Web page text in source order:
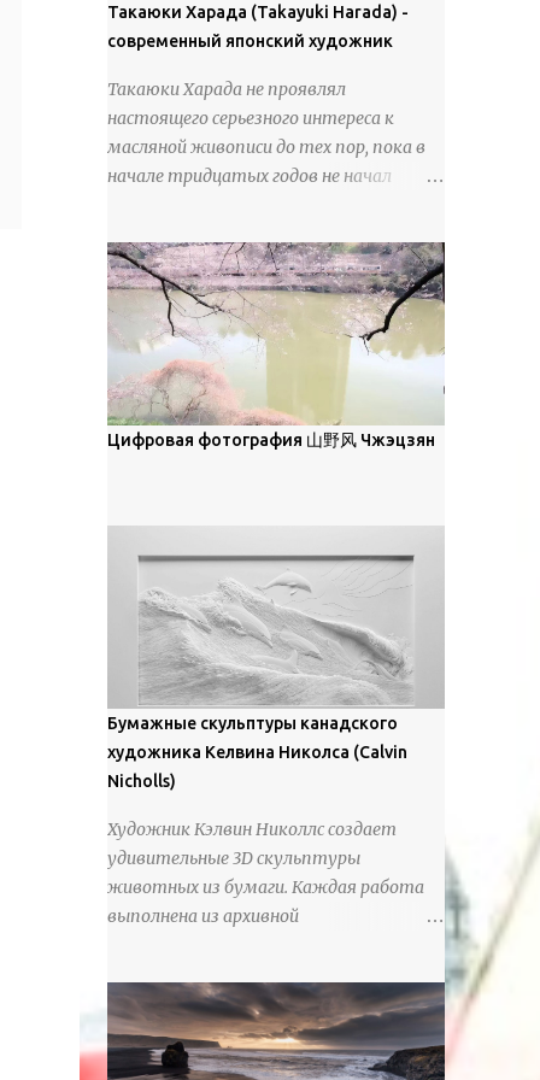
18 век. Шахматный набор "Рыцари
против турок" в шкатулке из
см, Холмогоры, 18 век....
покрова может восприниматься как
матовая. Такое свойство чаще всего
метелевого и фирнизированного снега.
Тем не менее, иногда значительное
количество кристаллов может
располагаться в одной плоскости,
поверхностной изморози. В данном
случае усиливается зеркальное
отражение, что приводит к
искристости снега, зависящей от
положения наблюдателя и высоты
солнца. Зеркальные свойства наиболее
заметны при угле солнечного света 15°
и ниже; при более высокой солнечной
описываются индикатрисой ...
Такаюки Харада (Takayuki Harada) -
современный японский художник
Такаюки Харада не проявлял
настоящего серьезного интереса к
масляной живописи до тех пор, пока в
начале тридцатых годов не начал
художественные музеи и галереи, он
был глубоко тронут и вдохновлен
красотой масляной живописи великих
мастеров. Искусствовед Брайан
Шервин прокомментировал картины
художника, заявив, что "Такаюки
Харада сочетает в себе классическую
смысле, персонажи его картин
предлагают зрителям незаконченный
рассказ, который усиливается его
уникальной манерой использования
освещения". Для просмотра всех работ,
посетите страницу –
https://www.artfinder.com/artist/takayuki-
harada/about/#/
Цифровая фотография 山野风 Чжэцзян
Бумажные скульптуры канадского
художника Келвина Николса (Calvin
Nicholls)
Художник Кэлвин Николлс создает
удивительные 3D скульптуры
животных из бумаги. Каждая работа
выполнена из архивной
выцветание. Николлс использует
крошечные количества клея для
закрепления отдельных деталей,